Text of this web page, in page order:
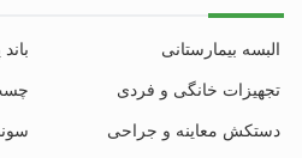
البسه بیمارستانی
تجهیزات خانگی و فردی
دستکش معاینه و جراحی